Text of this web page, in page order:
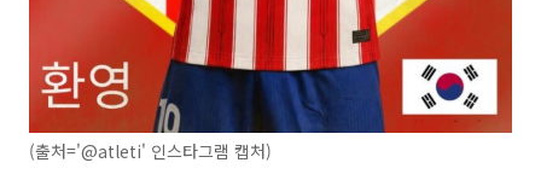
(출처='@atleti' 인스타그램 캡처)